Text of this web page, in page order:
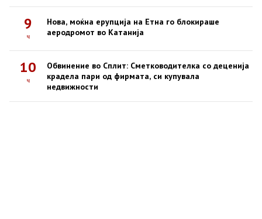
9
ч
Нова, моќна ерупција на Етна го блокираше
аеродромот во Катанија
10
ч
Обвинение во Сплит: Сметководителка со деценија
крадела пари од фирмата, си купувала
недвижности